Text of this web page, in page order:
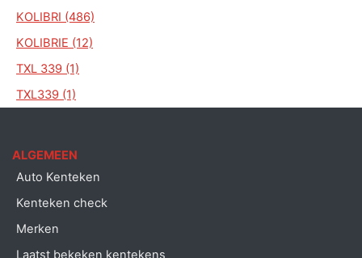
KOLIBRI (486)
KOLIBRIE (12)
TXL 339 (1)
TXL339 (1)
ALGEMEEN
Auto Kenteken
Kenteken check
Merken
Laatst bekeken kentekens